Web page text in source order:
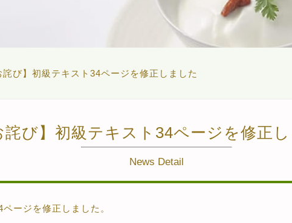
詫び】初級テキスト34ページを修正しました
詫び】初級テキスト34ページを修正
News Detail
ージを修正しました。